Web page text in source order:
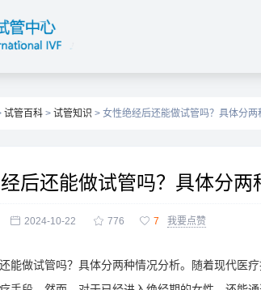
试管百科 > 试管知识 > 女性绝经后还能做试管吗？具体分两
后还能做试管吗？具体分两
 2024-10-22  776  7 我要点赞
能做试管吗？具体分两种情况分析。随着现代医